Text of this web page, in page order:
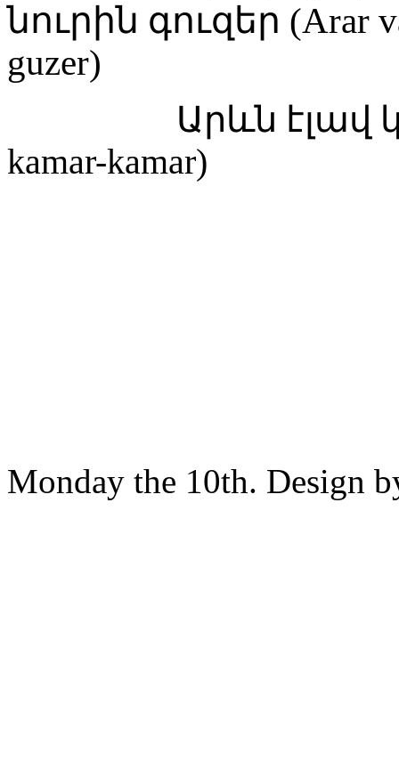
նուրին գուզեր (Arar
guzer)
Արևն էլավ
kamar-kamar)
Monday the 10th. Design